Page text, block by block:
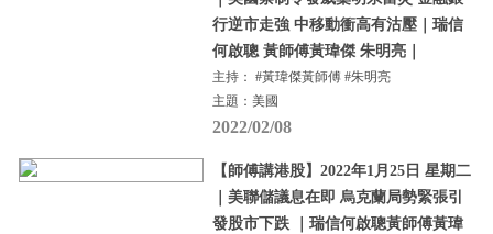
行逆市走強 中移動衝高有沽壓｜瑞信
何啟聰 黃師傅黃瑋傑 朱明亮｜
主持： #黃瑋傑黃師傅 #朱明亮
主題：美國
2022/02/08
【師傅講港股】2022年1月25日 星期二
｜美聯儲議息在即 烏克蘭局勢緊張引
發股市下跌 ｜瑞信何啟聰黃師傅黃瑋